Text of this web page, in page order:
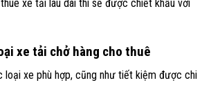
xe tải lâu dài thì sẽ được chiết khấu với
xe tải chở hàng cho thuê
xe phù hợp, cũng như tiết kiệm được chi